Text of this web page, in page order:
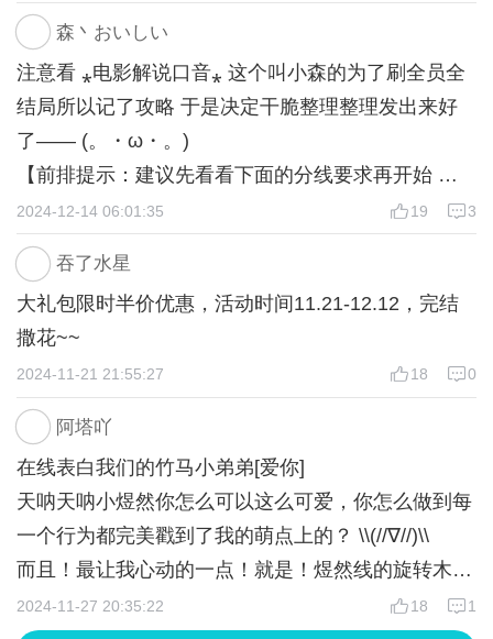
剧情——
1.你们刚才在说什么？（情感+5）
我是谁？（专注+5）
这是哪里？（果决+5）
（全选一遍）
2.接受别墅（情感+5）
拒绝别墅（果决+5）
3.怨恨周应淮（情感+5）
4.热情招呼何韶朔（何韶朔好感+5）
敷衍过去（果决+5）
5.让何韶朔去开门（何韶朔好感+5）
自己去开门（周应淮好感+5）
6.帮忙清洁的人（周应淮好感+5）
森丶おいしい
注意看 ⁎电影解说口音⁎ 这个叫小森的为了刷全员全
结局所以记了攻略 于是决定干脆整理整理发出来好
了—— (。・ω・。)
【前排提示：建议先看看下面的分线要求再开始 还
有貌似走时弟弟线想he的是必须走测试的 不然不买
好感的话不够】﹙小声：难道是为了符合青梅竹马的
设定？两小无猜嘛﹚
| 观前测试：⁎仅作参考 答案不唯一！﹙手打可能有
误 请以数字顺序为准
何韶朔：（111111）太阳 苹果 综艺节目 无边无际的
大海 爽朗热情的人 比你大
周应淮：（222331）月亮 西柚 新闻联播 繁华热闹的
都市 才华横溢的人 比你大
宋梵清：（333333）星星 青提 电视剧 繁华热闹的都
市 才华横溢的人 与你年纪相当
时煜然：（151212）太阳 橘子 综艺节目 广袤无垠的
3
19
2024-12-14 06:01:35
吞了水星
大礼包限时半价优惠，活动时间11.21-12.12，完结
撒花~~
0
18
2024-11-21 21:55:27
阿塔吖
在线表白我们的竹马小弟弟[爱你]
天呐天呐小煜然你怎么可以这么可爱，你怎么做到每
一个行为都完美戳到了我的萌点上的？ \\(//∇//)\\
而且！最让我心动的一点！就是！煜然线的旋转木
马！哇啊啊！小煜然坐在旋转木马上时真的好像童话1
18
2024-11-27 20:35:22